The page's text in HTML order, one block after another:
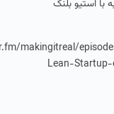
استیو بلنک
makingitreal/
Lean-